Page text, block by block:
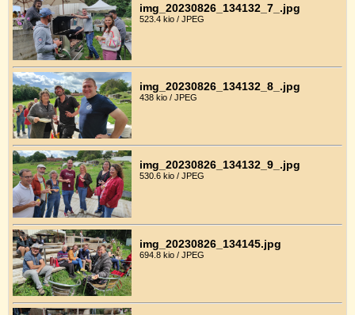
img_20230826_134132_7_.jpg
523.4 kio / JPEG
img_20230826_134132_8_.jpg
438 kio / JPEG
img_20230826_134132_9_.jpg
530.6 kio / JPEG
img_20230826_134145.jpg
694.8 kio / JPEG